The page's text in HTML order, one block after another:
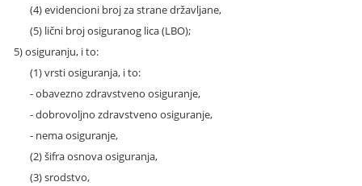
(4) evidencioni broj za strane državljane,
(5) lični broj osiguranog lica (LBO);
5) osiguranju, i to:
(1) vrsti osiguranja, i to:
- obavezno zdravstveno osiguranje,
- dobrovoljno zdravstveno osiguranje,
- nema osiguranje,
(2) šifra osnova osiguranja,
(3) srodstvo,